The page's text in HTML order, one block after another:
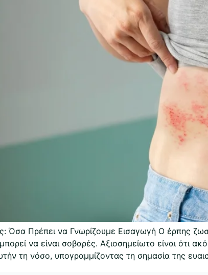
Όσα Πρέπει να Γνωρίζουμε Εισαγωγή Ο έρπης
να είναι σοβαρές. Αξιοσημείωτο είναι ότι
τη νόσο, υπογραμμίζοντας τη σημασία της